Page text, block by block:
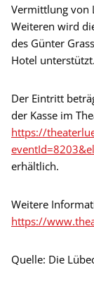
Vermittlung von
Weiteren wird
des Günter
Hotel unterstützt.
Der Eintritt
der Kasse im
https://
erhältlich.
Weitere
https://
Quelle: Die